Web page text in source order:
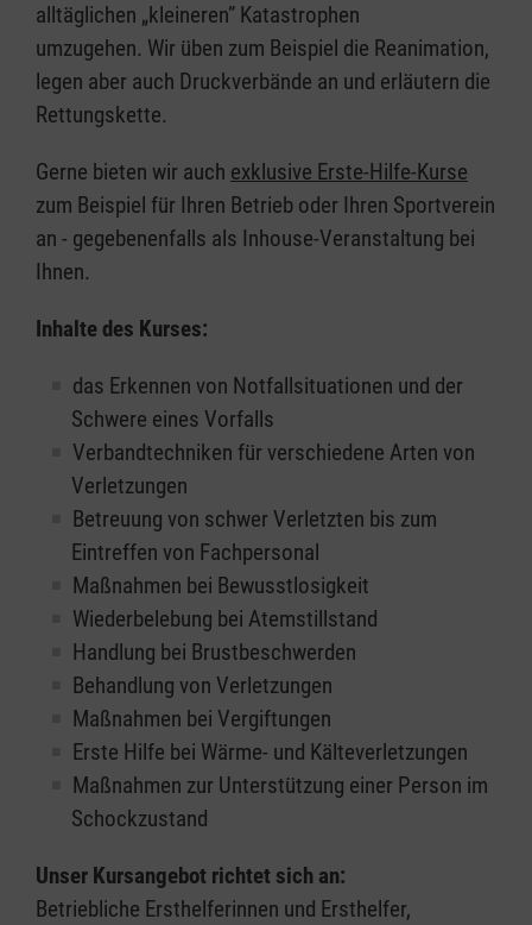
alltäglichen „kleineren” Katastrophen
umzugehen. Wir üben zum Beispiel die Reanimation,
legen aber auch Druckverbände an und erläutern die
Rettungskette.
Gerne bieten wir auch exklusive Erste-Hilfe-Kurse
zum Beispiel für Ihren Betrieb oder Ihren Sportverein
an - gegebenenfalls als Inhouse-Veranstaltung bei
Ihnen.
Inhalte des Kurses:
das Erkennen von Notfallsituationen und der
Schwere eines Vorfalls
Verbandtechniken für verschiedene Arten von
Verletzungen
Betreuung von schwer Verletzten bis zum
Eintreffen von Fachpersonal
Maßnahmen bei Bewusstlosigkeit
Wiederbelebung bei Atemstillstand
Handlung bei Brustbeschwerden
Behandlung von Verletzungen
Maßnahmen bei Vergiftungen
Erste Hilfe bei Wärme- und Kälteverletzungen
Maßnahmen zur Unterstützung einer Person im
Schockzustand
Unser Kursangebot richtet sich an:
Betriebliche Ersthelferinnen und Ersthelfer,